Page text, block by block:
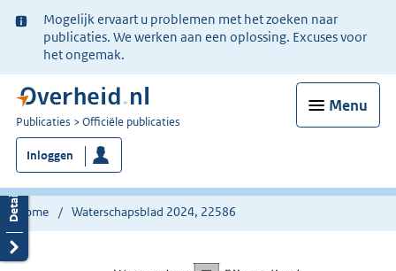
Ter
informatie:
Mogelijk ervaart u problemen met het zoeken naar
publicaties. We werken aan een oplossing. Excuses voor
het ongemak.
Menu
U
bent
nu
hier:
Publicaties Officiële publicaties
Inloggen
Home Waterschapsblad 2024, 22586